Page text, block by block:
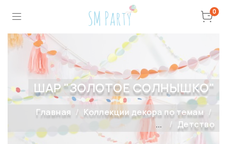
0
ШАР "ЗОЛОТОЕ СОЛНЫШКО"
Главная
Коллекции декора по темам
...
Детство